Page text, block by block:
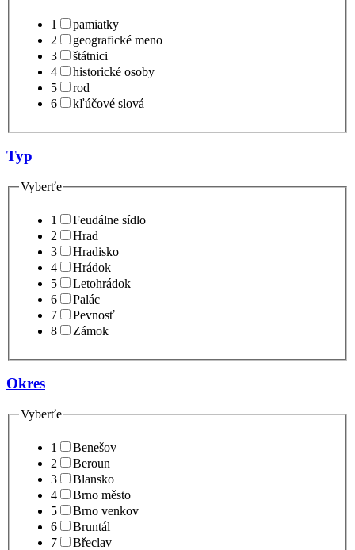
1
pamiatky
2
geografické meno
3
štátnici
4
historické osoby
5
rod
6
kľúčové slová
Typ
Vyberťe
1
Feudálne sídlo
2
Hrad
3
Hradisko
4
Hrádok
5
Letohrádok
6
Palác
7
Pevnosť
8
Zámok
Okres
Vyberťe
1
Benešov
2
Beroun
3
Blansko
4
Brno město
5
Brno venkov
6
Bruntál
7
Břeclav